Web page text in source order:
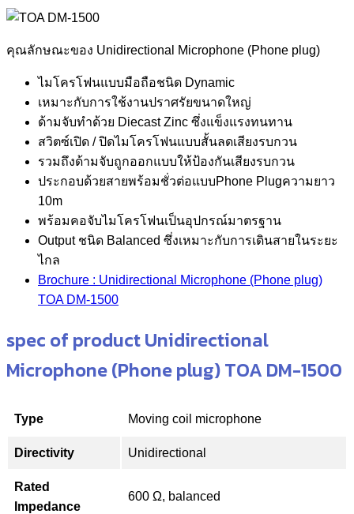
คุณลักษณะของ Unidirectional Microphone (Phone plug)
ไมโครโฟนแบบมือถือชนิด Dynamic
เหมาะกับการใช้งานปราศรัยขนาดใหญ่
ด้ามจับทำด้วย Diecast Zinc ซึ่งแข็งแรงทนทาน
สวิตซ์เปิด / ปิดไมโครโฟนแบบสั้นลดเสียงรบกวน
รวมถึงด้ามจับถูกออกแบบให้ป้องกันเสียงรบกวน
ประกอบด้วยสายพร้อมชั่วต่อแบบPhone Plugความยาว
10m
พร้อมคอจับไมโครโฟนเป็นอุปกรณ์มาตรฐาน
Output ชนิด Balanced ซึ่งเหมาะกับการเดินสายในระยะ
ไกล
Brochure : Unidirectional Microphone (Phone plug)
TOA DM-1500
spec of product Unidirectional
Microphone (Phone plug) TOA DM-1500
Type Moving coil microphone
Directivity Unidirectional
Rated
Impedance
600 Ω, balanced